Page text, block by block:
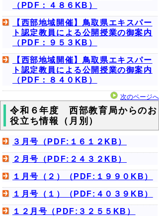
（PDF：４８６KB）
【西部地域開催】鳥取県エキスパー
ト認定教員による公開授業の御案内
（PDF：９５３KB）
【西部地域開催】鳥取県エキスパー
ト認定教員による公開授業の御案内
（PDF：８４０KB）
次のページへ
令和６年度 西部教育局からのお
役立ち情報（月別）
３月号（PDF:１６１２KB）
２月号（PDF:２４３２KB）
１月号（２）（PDF:１９９０KB）
１月号（１）（PDF:４０３９KB）
１２月号（PDF:３２５５KB）